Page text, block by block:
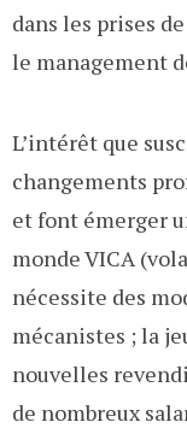
dans les prises
le management
L’intérêt que
changements
et font émerger
monde VICA
nécessite des
mécanistes ; la
nouvelles
de nombreux